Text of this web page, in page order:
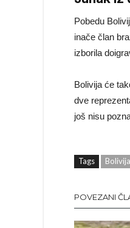
Pobedu
inače član
izborila
Bolivija će
dve
još nisu
Tags Bolivija
POVEZANI